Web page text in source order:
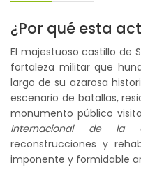
¿Por qué esta
El majestuoso castillo de
fortaleza militar que
largo de su azarosa
escenario de batallas,
monumento público
Internacional de la
reconstrucciones y
imponente y formidable